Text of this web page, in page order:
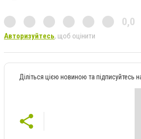
0,0
Авторизуйтесь, щоб оцінити
Діліться цією новиною та підписуйтесь